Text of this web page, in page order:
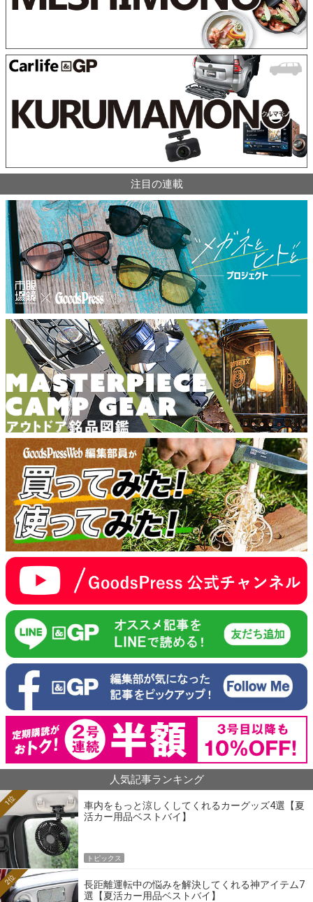
注目の連載
人気記事ランキング
車内をもっと涼しくしてくれるカーグッズ4選【夏
活カー用品ベストバイ】
1位
トピックス
長距離運転中の悩みを解決してくれる神アイテム7
選【夏活カー用品ベストバイ】
2位